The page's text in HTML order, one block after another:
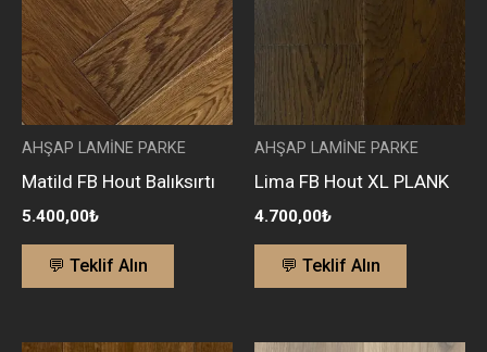
AHŞAP LAMİNE PARKE
Matild FB Hout Balıksırtı
5.400,00₺
💬 Teklif Alın
AHŞAP LAMİNE PARKE
Lima FB Hout XL PLANK
4.700,00₺
💬 Teklif Alın